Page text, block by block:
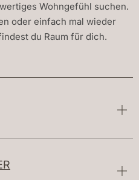
Wohngefühl suchen.
oder einfach mal wieder
du Raum für dich.